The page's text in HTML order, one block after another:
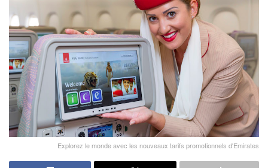
Explorez le monde avec les nouveaux tarifs promotionnels d'Emirates